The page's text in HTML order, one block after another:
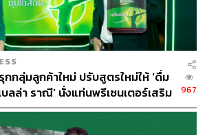
กกลุ่มลูกค้าใหม่ ปรับสูตรใหม่ให้ ‘ดื่ม
บลล่า ราณี’ นั่งแท่นพรีเซนเตอร์เสริม
’ [ADVERTORIAL]
967